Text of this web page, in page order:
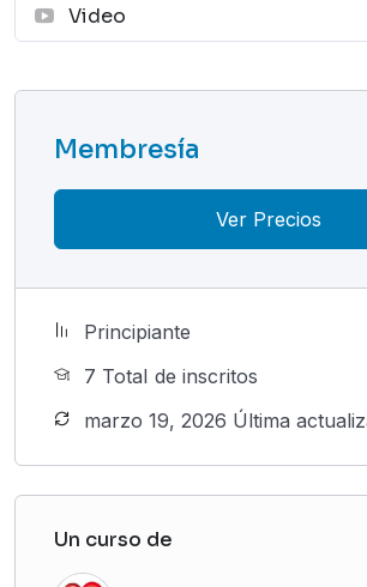
Video
Membresía
Ver Precios
Principiante
7 TotaI de inscritos
marzo 19, 2026 Última
Un curso de